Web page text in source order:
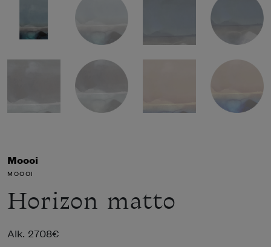
Moooi
MOOOI
Horizon matto
Alk. 2708€